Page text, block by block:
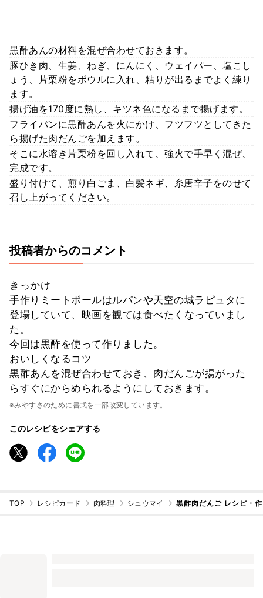
黒酢あんの材料を混ぜ合わせておきます。
豚ひき肉、生姜、ねぎ、にんにく、ウェイパー、塩こし
ょう、片栗粉をボウルに入れ、粘りが出るまでよく練り
ます。
揚げ油を170度に熱し、キツネ色になるまで揚げます。
フライパンに黒酢あんを火にかけ、フツフツとしてきた
ら揚げた肉だんごを加えます。
そこに水溶き片栗粉を回し入れて、強火で手早く混ぜ、
完成です。
盛り付けて、煎り白ごま、白髪ネギ、糸唐辛子をのせて
召し上がってください。
投稿者からのコメント
きっかけ
手作りミートボールはルパンや天空の城ラピュタに
登場していて、映画を観ては食べたくなっていまし
た。
今回は黒酢を使って作りました。
おいしくなるコツ
黒酢あんを混ぜ合わせておき、肉だんごが揚がった
らすぐにからめられるようにしておきます。
※みやすさのために書式を一部改変しています。
このレシピをシェアする
TOP レシピカード 肉料理 シュウマイ 黒酢肉だんご レシピ・